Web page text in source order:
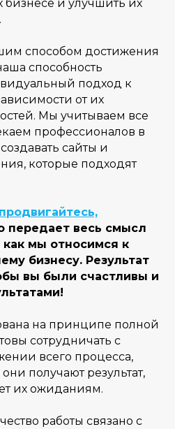
бизнесе и улучшить их
способом достижения
способность
подход к
от их
Мы учитываем все
профессионалов в
сайты и
которые подходят
продвигайтесь,
передает весь смысл
мы относимся к
бизнесу. Результат
вы были счастливы и
на принципе полной
сотрудничать с
всего процесса,
получают результат,
их ожиданиям.
работы связано с